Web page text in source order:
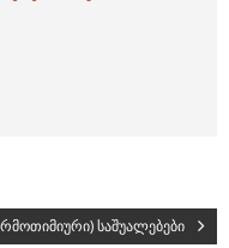
საშუალებები